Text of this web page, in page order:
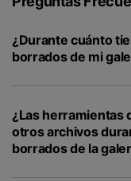
¿Durante cuánto
borrados de mi
¿Las herramientas
otros archivos
borrados de la